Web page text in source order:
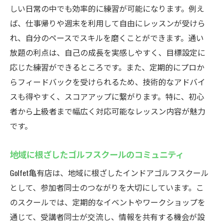
しい日常の中でも効率的に練習が可能になります。例え
ば、仕事帰りや週末を利用して自由にレッスンが受けら
れ、自分のペースでスキルを磨くことができます。通い
放題の利点は、自己の成長を実感しやすく、目標設定に
応じた練習ができるところです。また、定期的にプロか
らフィードバックを受けられるため、技術的なアドバイ
スも得やすく、スコアアップに繋がります。特に、初心
者から上級者まで幅広く対応可能なレッスン内容が魅力
です。
地域に根ざしたゴルフスクールのコミュニティ
Golfet亀有店は、地域に根ざしたインドアゴルフスクール
として、参加者同士のつながりを大切にしています。こ
のスクールでは、定期的なイベントやワークショップを
通じて、受講者同士が交流し、情報を共有する機会が設